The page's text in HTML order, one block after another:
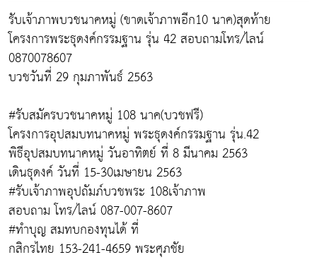
รับเจ้าภาพบวชนาคหมู่ (ขาดเจ้าภาพอีก10 นาค)สุดท้าย
โครงการพระธุดงค์กรรมฐาน รุ่น 42 สอบถามโทร/ไลน์
0870078607
บวชวันที่ 29 กุมภาพันธ์ 2563
#รับสมัครบวชนาคหมู่ 108 นาค(บวชฟรี)
โครงการอุปสมบทนาคหมู่ พระธุดงค์กรรมฐาน รุ่น.42
พิธีอุปสมบทนาคหมู่ วันอาทิตย์ ที่ 8 มีนาคม 2563
เดินธุดงค์ วันที่ 15-30เมษายน 2563
#รับเจ้าภาพอุปถัมภ์บวชพระ 108เจ้าภาพ
สอบถาม โทร/ไลน์ 087-007-8607
#ทำบุญ สมทบกองทุนได้ ที่
กสิกรไทย 153-241-4659 พระศุภชัย